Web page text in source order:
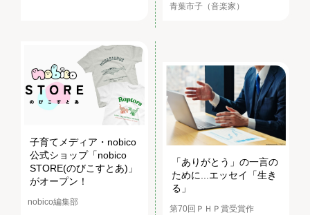
青葉市子（音楽家）
子育てメディア・nobico
公式ショップ「nobico
STORE(のびこすとあ)」
がオープン！
nobico編集部
「ありがとう」の一言の
ために...エッセイ「生き
る」
第70回ＰＨＰ賞受賞作